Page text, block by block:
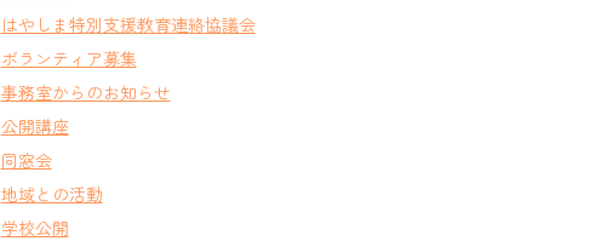
はやしま特別支援教育連絡協議会
ボランティア募集
事務室からのお知らせ
公開講座
同窓会
地域との活動
学校公開